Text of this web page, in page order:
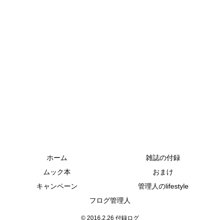
ホーム
雑誌の付録
ムック本
おまけ
キャンペーン
管理人のlifestyle
フログ管理人
© 2016.2.26 付録ログ